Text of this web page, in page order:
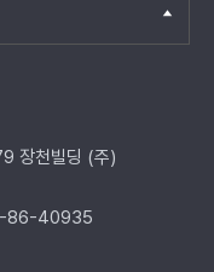
장천빌딩 (주)
86-40935